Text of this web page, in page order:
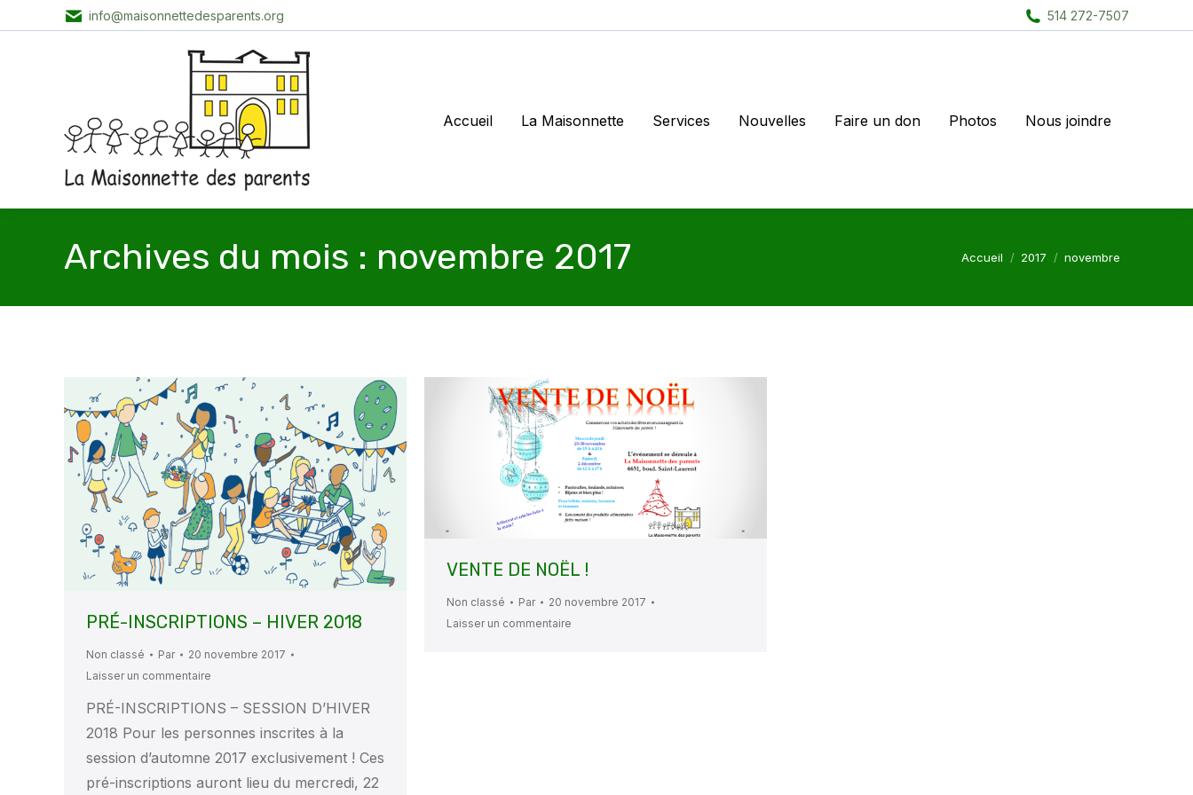
info@maisonnettedesparents.org 514 272-7507
Accueil La Maisonnette Services Nouvelles Faire un don Photos Nous joindre
Archives du mois : novembre 2017 Vous êtes ici :
Accueil 2017 novembre
PRÉ-INSCRIPTIONS – HIVER 2018
Non classé Par
20 novembre 2017
Laisser un commentaire
PRÉ-INSCRIPTIONS – SESSION D’HIVER
2018 Pour les personnes inscrites à la
session d’automne 2017 exclusivement ! Ces
pré-inscriptions auront lieu du mercredi, 22
VENTE DE NOËL !
Non classé Par
20 novembre 2017
Laisser un commentaire